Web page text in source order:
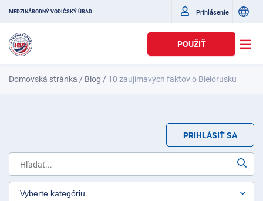
MEDZINÁRODNÝ VODIČSKÝ ÚRAD Prihlásenie
POUŽIŤ
Domovská stránka / Blog / 10 zaujímavých faktov o Bielorusku
PRIHLÁSIŤ SA